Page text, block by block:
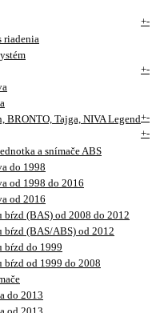
+-
riadenia
+-
BRONTO, Tajga, NIVA Legend+-
+-
a snímače ABS
do 1998
od 1998 do 2016
od 2016
bŕzd (BAS) od 2008 do 2012
bŕzd (BAS/ABS) od 2012
bŕzd do 1999
bŕzd od 1999 do 2008
do 2013